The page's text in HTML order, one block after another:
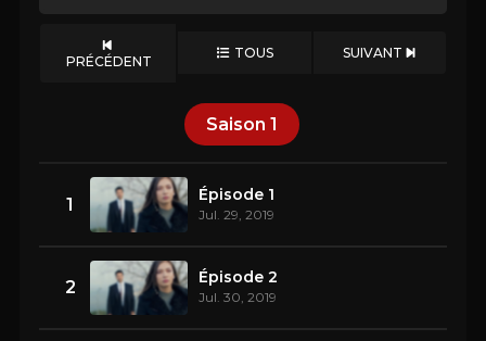
PRÉCÉDENT TOUS SUIVANT
Saison 1
1 Épisode 1
Jul. 29, 2019
2 Épisode 2
Jul. 30, 2019